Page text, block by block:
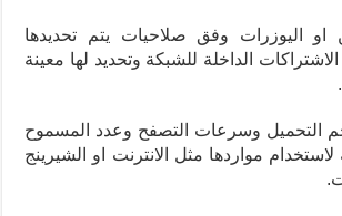
او اليوزرات وفق صلاحيات يتم تحديدها
الداخلة للشبكة وتحديد لها معينة
التحميل وسرعات التصفح وعدد المسموح
مواردها مثل الانترنت او الشيرينج